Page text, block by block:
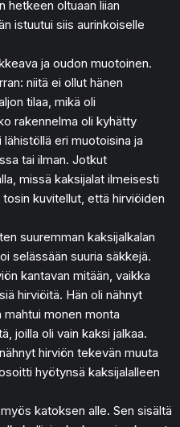
hetkeen oltuaan liian
istuutui siis aurinkoiselle
ja oudon muotoinen.
niitä ei ollut hänen
tilaa, mikä oli
rakennelma oli kyhätty
eri muotoisina ja
tai ilman. Jotkut
missä kaksijalat ilmeisesti
kuvitellut, että hirviöiden
suuremman kaksijalkalan
selässään suuria säkkejä.
kantavan mitään, vaikka
hirviöitä. Hän oli nähnyt
mahtui monen monta
joilla oli vain kaksi jalkaa.
hirviön tekevän muuta
hyötynsä kaksijalalleen
katoksen alle. Sen sisältä